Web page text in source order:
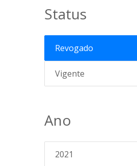
Status
Revogado
Vigente
Ano
2021